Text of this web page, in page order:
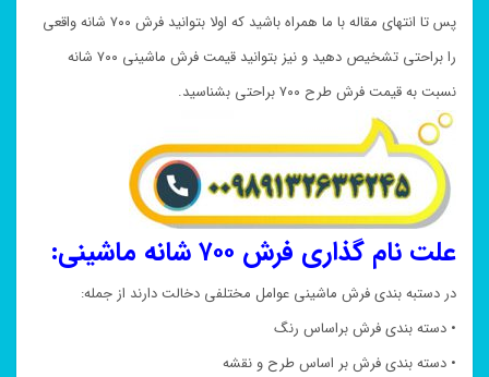
پس تا انتهای مقاله با ما همراه باشید که اولا بتوانید فرش ۷۰۰ شانه واقعی
را براحتی تشخیص دهید و نیز بتوانید قیمت فرش ماشینی ۷۰۰ شانه
نسبت به قیمت فرش طرح ۷۰۰ براحتی بشناسید.
علت نام گذاری فرش ۷۰۰ شانه ماشینی:
در دستبه بندی فرش ماشینی عوامل مختلفی دخالت دارند از جمله:
• دسته بندی فرش براساس رنگ
• دسته بندی فرش بر اساس طرح و نقشه